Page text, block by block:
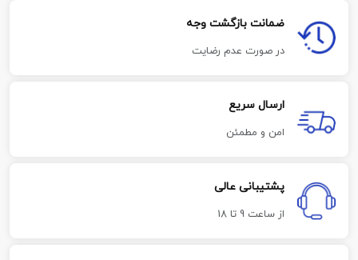
ضمانت بازگشت وجه
در صورت عدم رضایت
ارسال سریع
امن و مطمئن
پشتیبانی عالی
از ساعت 9 تا 18